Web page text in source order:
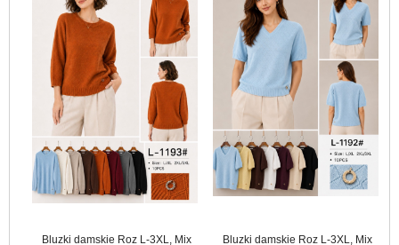
Bluzki damskie Roz L-3XL, Mix Bluzki damskie Roz L-3XL, Mix